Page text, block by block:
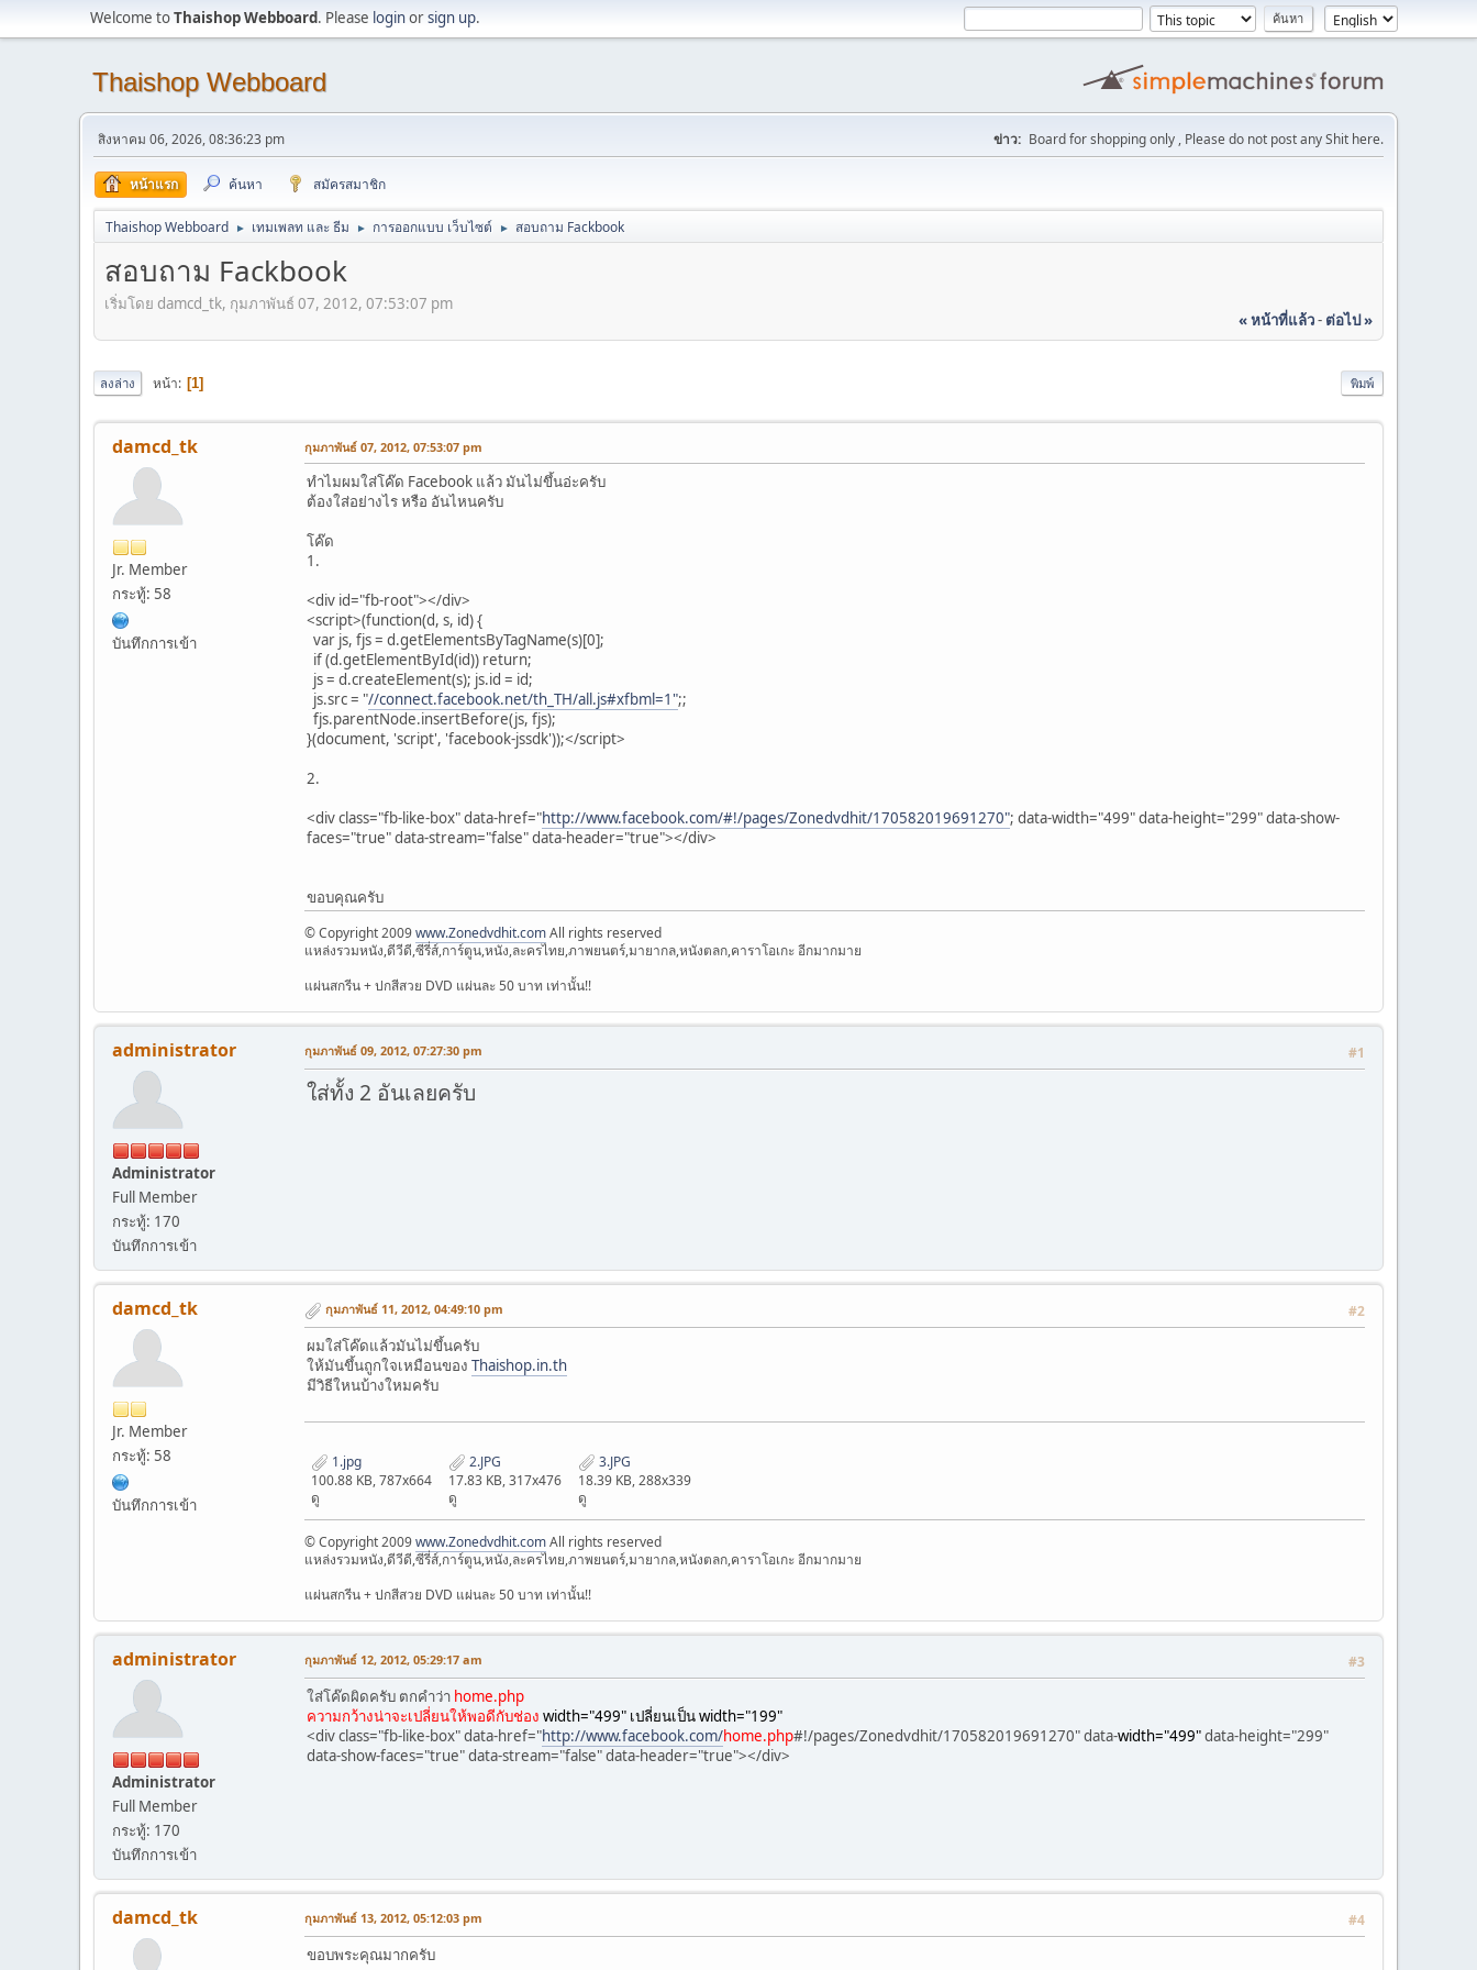
Welcome toThaishop Webboard. Please loginorsign up.
Thaishop Webboard
สิงหาคม 06, 2026, 08:36:23 pm ข่าว: Board for shopping only , Please do not post any Shit here.
หน้าแรก ค้นหา สมัครสมาชิก
Thaishop Webboard ► เทมเพลท และ ธีม ► การออกแบบ เว็บไซต์ ► สอบถาม Fackbook
สอบถาม Fackbook
เริ่มโดย damcd_tk, กุมภาพันธ์ 07, 2012, 07:53:07 pm
« หน้าที่แล้ว- ต่อไป »
พิมพ์
ลงล่าง หน้า 1
damcd_tk
Jr. Member
กระทู้: 58
บันทึกการเข้า
กุมภาพันธ์ 07, 2012, 07:53:07 pm
ทำไมผมใส่โค๊ด Facebook แล้ว มันไม่ขึ้นอ่ะครับ
ต้องใส่อย่างไร หรือ อันไหนครับ
โค๊ด
1.
<div id="fb-root"></div>
<script>(function(d, s, id) {
var js, fjs = d.getElementsByTagName(s)[0];
if (d.getElementById(id)) return;
js = d.createElement(s); js.id = id;
js.src = "//connect.facebook.net/th_TH/all.js#xfbml=1";;
fjs.parentNode.insertBefore(js, fjs);
}(document, 'script', 'facebook-jssdk'));</script>
2.
<div class="fb-like-box" data-href="http://www.facebook.com/#!/pages/Zonedvdhit/170582019691270"; data-width="499" data-height="299" data-show-
faces="true" data-stream="false" data-header="true"></div>
ขอบคุณครับ
© Copyright 2009www.Zonedvdhit.comAll rights reserved
แหล่งรวมหนัง,ดีวีดี,ซีรี่ส์,การ์ตูน,หนัง,ละครไทย,ภาพยนตร์,มายากล,หนังตลก,คาราโอเกะ อีกมากมาย
แผ่นสกรีน + ปกสีสวย DVD แผ่นละ 50 บาท เท่านั้น!!
administrator
Administrator
Full Member
กระทู้: 170
บันทึกการเข้า
กุมภาพันธ์ 09, 2012, 07:27:30 pm #1
ใส่ทั้ง 2 อันเลยครับ
damcd_tk
Jr. Member
กระทู้: 58
บันทึกการเข้า
กุมภาพันธ์ 11, 2012, 04:49:10 pm #2
ผมใส่โค๊ดแล้วมันไม่ขึ้นครับ
ให้มันขึ้นถูกใจเหมือนของ Thaishop.in.th
มีวิธีใหนบ้างใหมครับ
1.jpg
100.88 KB, 787x664
ดู
2.JPG
17.83 KB, 317x476
ดู
3.JPG
18.39 KB, 288x339
ดู
© Copyright 2009www.Zonedvdhit.comAll rights reserved
แหล่งรวมหนัง,ดีวีดี,ซีรี่ส์,การ์ตูน,หนัง,ละครไทย,ภาพยนตร์,มายากล,หนังตลก,คาราโอเกะ อีกมากมาย
แผ่นสกรีน + ปกสีสวย DVD แผ่นละ 50 บาท เท่านั้น!!
administrator
Administrator
Full Member
กระทู้: 170
บันทึกการเข้า
กุมภาพันธ์ 12, 2012, 05:29:17 am #3
ใส่โค๊ดผิดครับ ตกคำว่า home.php
ความกว้างน่าจะเปลี่ยนให้พอดีกับช่อง width="499" เปลี่ยนเป็น width="199"
<div class="fb-like-box" data-href="http://www.facebook.com/home.php#!/pages/Zonedvdhit/170582019691270" data-width="499"data-height="299"
data-show-faces="true" data-stream="false" data-header="true"></div>
damcd_tk กุมภาพันธ์ 13, 2012, 05:12:03 pm #4
ขอบพระคุณมากครับ